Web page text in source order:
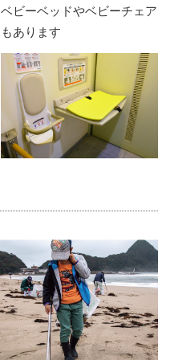
ベビーベッドやベビーチェア
もあります